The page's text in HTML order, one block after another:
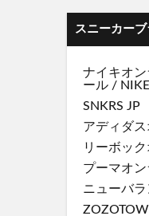
スニーカー
ナイキオ
ール /
SNKRS JP
アディダ
リーボッ
プーマオ
ニューバ